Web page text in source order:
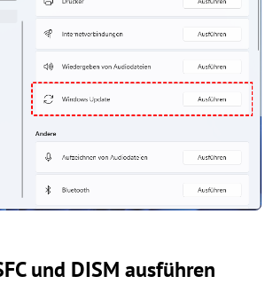
und DISM ausführen